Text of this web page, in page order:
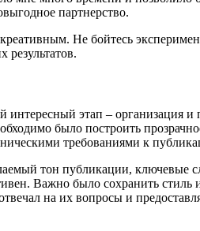
партнерство.
Не бойтесь
интересный этап –
было построить
требованиями к
тон публикации,
Важно было сохранить стиль
на их вопросы и